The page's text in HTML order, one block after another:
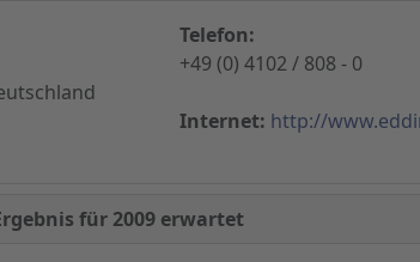
Telefon:
+49 (0) 4102 / 808 - 0
Internet: http://
für 2009 erwartet